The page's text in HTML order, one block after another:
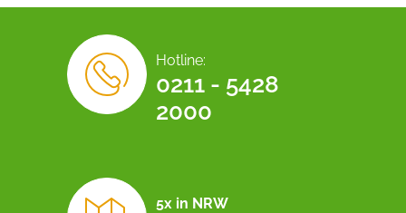
Hotline:
0211 - 5428
2000
5x in NRW